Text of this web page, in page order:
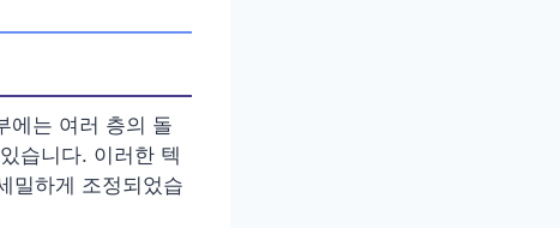
에는 여러 층의 돌
습니다. 이러한 텍
밀하게 조정되었습